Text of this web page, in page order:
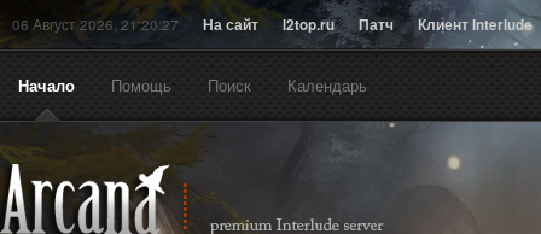
06 Август 2026, 21:20:27 На сайт l2top.ru Патч Клиент Interlude
Начало Помощь Поиск Календарь